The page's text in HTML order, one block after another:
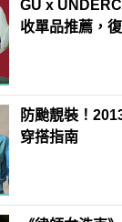
GU x
收單品推薦，
防颱靚裝！
穿搭指南